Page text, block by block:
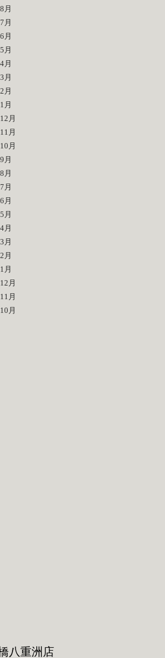
月
月
月
月
月
月
月
月
月
月
月
月
月
月
月
月
月
月
月
月
月
月
月
八重洲店